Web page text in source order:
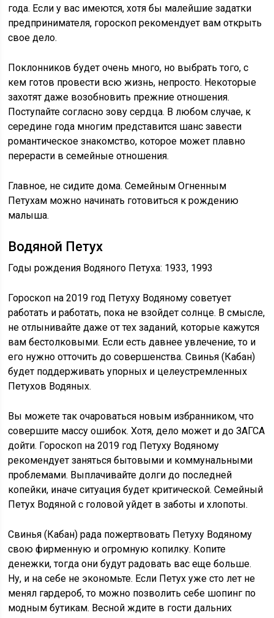
года. Если у вас имеются, хотя бы малейшие задатки
предпринимателя, гороскоп рекомендует вам открыть
свое дело.
Поклонников будет очень много, но выбрать того, с
кем готов провести всю жизнь, непросто. Некоторые
захотят даже возобновить прежние отношения.
Поступайте согласно зову сердца. В любом случае, к
середине года многим представится шанс завести
романтическое знакомство, которое может плавно
перерасти в семейные отношения.
Главное, не сидите дома. Семейным Огненным
Петухам можно начинать готовиться к рождению
малыша.
Водяной Петух
Годы рождения Водяного Петуха: 1933, 1993
Гороскоп на 2019 год Петуху Водяному советует
работать и работать, пока не взойдет солнце. В смысле,
не отлынивайте даже от тех заданий, которые кажутся
вам бестолковыми. Если есть давнее увлечение, то и
его нужно отточить до совершенства. Свинья (Кабан)
будет поддерживать упорных и целеустремленных
Петухов Водяных.
Вы можете так очароваться новым избранником, что
совершите массу ошибок. Хотя, дело может и до ЗАГСА
дойти. Гороскоп на 2019 год Петуху Водяному
рекомендует заняться бытовыми и коммунальными
проблемами. Выплачивайте долги до последней
копейки, иначе ситуация будет критической. Семейный
Петух Водяной с головой уйдет в заботы и хлопоты.
Свинья (Кабан) рада пожертвовать Петуху Водяному
свою фирменную и огромную копилку. Копите
денежки, тогда они будут радовать вас еще больше.
Ну, и на себе не экономьте. Если Петух уже сто лет не
менял гардероб, то можно позволить себе шопинг по
модным бутикам. Весной ждите в гости дальних